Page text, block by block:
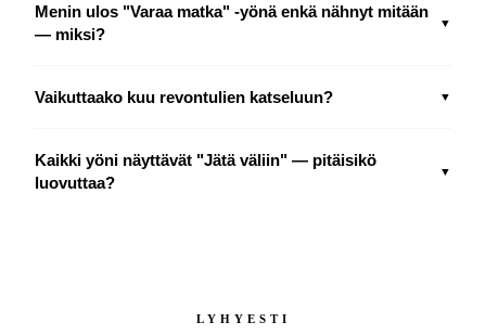
Menin ulos "Varaa matka" -yönä enkä nähnyt mitään
— miksi?
▼
Vaikuttaako kuu revontulien katseluun? ▼
Kaikki yöni näyttävät "Jätä väliin" — pitäisikö
luovuttaa?
▼
LYHYESTI